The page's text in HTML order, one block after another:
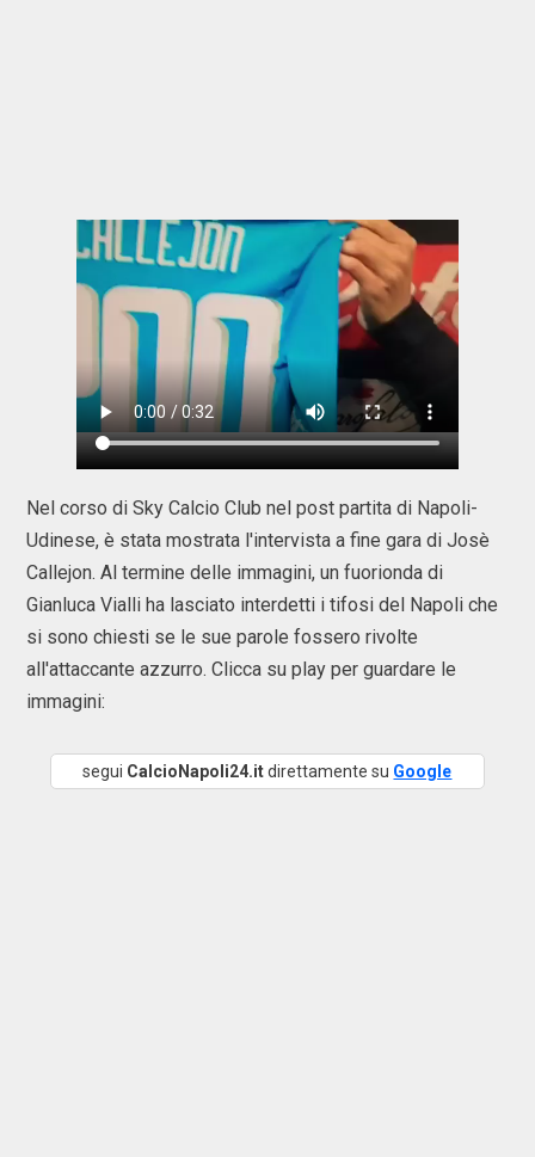
Nel corso di Sky Calcio Club nel post partita di Napoli-
Udinese, è stata mostrata l'intervista a fine gara di Josè
Callejon. Al termine delle immagini, un fuorionda di
Gianluca Vialli ha lasciato interdetti i tifosi del Napoli che
si sono chiesti se le sue parole fossero rivolte
all'attaccante azzurro. Clicca su play per guardare le
immagini:
segui CalcioNapoli24.itdirettamente su Google